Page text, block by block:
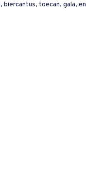
biercantus, toecan, gala, en